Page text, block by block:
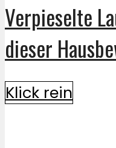
Verpieselte
dieser
Klick rein